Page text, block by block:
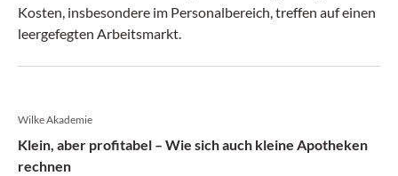
Kosten, insbesondere im Personalbereich, treffen auf einen
leergefegten Arbeitsmarkt.
Wilke Akademie
Klein, aber profitabel – Wie sich auch kleine Apotheken
rechnen